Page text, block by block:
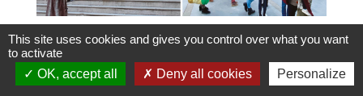
This site uses cookies and gives you control over what you want
to activate
OK, accept all
Deny all cookies Personalize